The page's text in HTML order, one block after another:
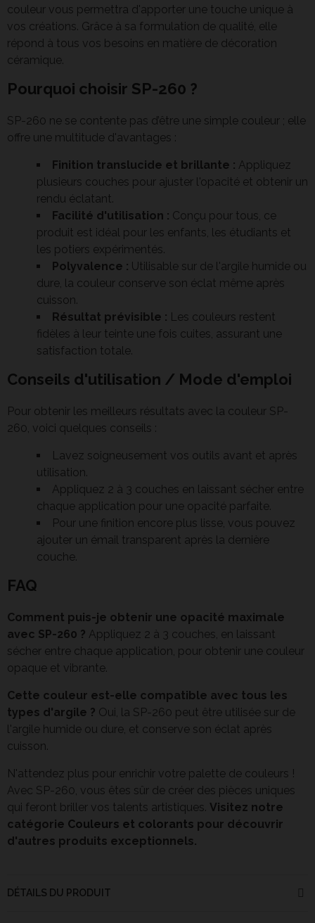
couleur vous permettra d'apporter une touche unique à
vos créations. Grâce à sa formulation de qualité, elle
répond à tous vos besoins en matière de décoration
céramique.
Pourquoi choisir SP-260 ?
SP-260 ne se contente pas d’être une simple couleur ; elle
offre une multitude d'avantages :
Finition translucide et brillante : Appliquez
plusieurs couches pour ajuster l'opacité et obtenir un
rendu éclatant.
Facilité d'utilisation : Conçu pour tous, ce
produit est idéal pour les enfants, les étudiants et
les potiers expérimentés.
Polyvalence : Utilisable sur de l'argile humide ou
dure, la couleur conserve son éclat même après
cuisson.
Résultat prévisible : Les couleurs restent
fidèles à leur teinte une fois cuites, assurant une
satisfaction totale.
Conseils d'utilisation / Mode d'emploi
Pour obtenir les meilleurs résultats avec la couleur SP-
260, voici quelques conseils :
Lavez soigneusement vos outils avant et après
utilisation.
Appliquez 2 à 3 couches en laissant sécher entre
chaque application pour une opacité parfaite.
Pour une finition encore plus lisse, vous pouvez
ajouter un émail transparent après la dernière
couche.
FAQ
Comment puis-je obtenir une opacité maximale
avec SP-260 ? Appliquez 2 à 3 couches, en laissant
sécher entre chaque application, pour obtenir une couleur
opaque et vibrante.
Cette couleur est-elle compatible avec tous les
types d'argile ? Oui, la SP-260 peut être utilisée sur de
l'argile humide ou dure, et conserve son éclat après
cuisson.
N'attendez plus pour enrichir votre palette de couleurs !
Avec SP-260, vous êtes sûr de créer des pièces uniques
qui feront briller vos talents artistiques. Visitez notre
catégorie Couleurs et colorants pour découvrir
d'autres produits exceptionnels.
DÉTAILS DU PRODUIT